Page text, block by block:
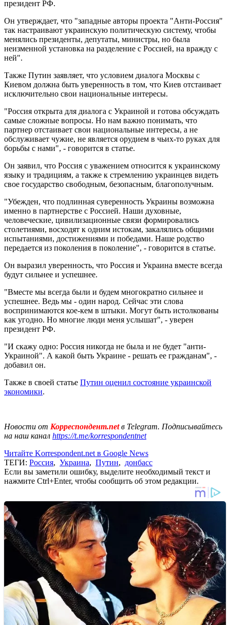
президент РФ.
Он утверждает, что "западные авторы проекта "Анти-Россия"
так настраивают украинскую политическую систему, чтобы
менялись президенты, депутаты, министры, но была
неизменной установка на разделение с Россией, на вражду с
ней".
Также Путин заявляет, что условием диалога Москвы с
Киевом должна быть уверенность в том, что Киев отстаивает
исключительно свои национальные интересы.
"Россия открыта для диалога с Украиной и готова обсуждать
самые сложные вопросы. Но нам важно понимать, что
партнер отстаивает свои национальные интересы, а не
обслуживает чужие, не является орудием в чьих-то руках для
борьбы с нами", - говорится в статье.
Он заявил, что Россия с уважением относится к украинскому
языку и традициям, а также к стремлению украинцев видеть
свое государство свободным, безопасным, благополучным.
"Убежден, что подлинная суверенность Украины возможна
именно в партнерстве с Россией. Наши духовные,
человеческие, цивилизационные связи формировались
столетиями, восходят к одним истокам, закалялись общими
испытаниями, достижениями и победами. Наше родство
передается из поколения в поколение", - говорится в статье.
Он выразил уверенность, что Россия и Украина вместе всегда
будут сильнее и успешнее.
"Вместе мы всегда были и будем многократно сильнее и
успешнее. Ведь мы - один народ. Сейчас эти слова
воспринимаются кое-кем в штыки. Могут быть истолкованы
как угодно. Но многие люди меня услышат", - уверен
президент РФ.
"И скажу одно: Россия никогда не была и не будет "анти-
Украиной". А какой быть Украине - решать ее гражданам", -
добавил он.
Также в своей статье Путин оценил состояние украинской
экономики.
Новости от Корреспондент.netв Telegram. Подписывайтесь
на наш канал https://t.me/korrespondentnet
Читайте Korrespondent.net в Google News
ТЕГИ: Россия, Украина, Путин, донбасс
Если вы заметили ошибку, выделите необходимый текст и
нажмите Ctrl+Enter, чтобы сообщить об этом редакции.